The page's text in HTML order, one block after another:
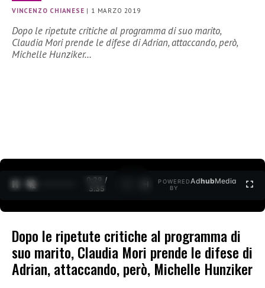
VINCENZO CHIANESE | 1 MARZO 2019
Dopo le ripetute critiche al programma di suo marito,
Claudia Mori prende le difese di Adrian, attaccando, però,
Michelle Hunziker…
0:30 /
3:35
POWERED
BY
AdhubMedia
Dopo le ripetute critiche al programma di
suo marito, Claudia Mori prende le difese di
Adrian, attaccando, però, Michelle Hunziker